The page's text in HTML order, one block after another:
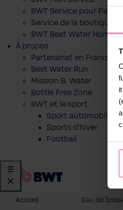
BWT Service pour
Service de la boutique en
BWT Best Water Home
À propos
Partenariat en France
Best Water Run
Mission B. Water
Bottle Free Zone
BWT et le sport
Sport automobile
Sports d'hiver
Football
Accueil Eau de